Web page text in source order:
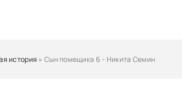
история » Сын помещика 6 - Никита Семин